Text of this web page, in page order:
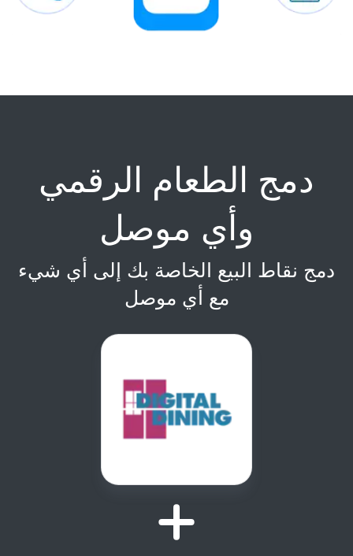
دمج الطعام الرقمي
وأي موصل
دمج نقاط البيع الخاصة بك إلى أي شيء
مع أي موصل